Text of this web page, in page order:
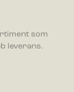
som
leverans.